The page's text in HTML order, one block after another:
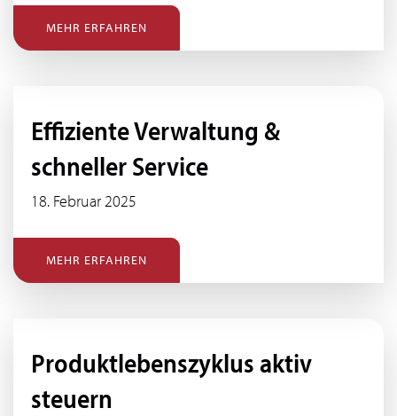
MEHR ERFAHREN
Effiziente Verwaltung &
schneller Service
18. Februar 2025
MEHR ERFAHREN
Produktlebenszyklus aktiv
steuern